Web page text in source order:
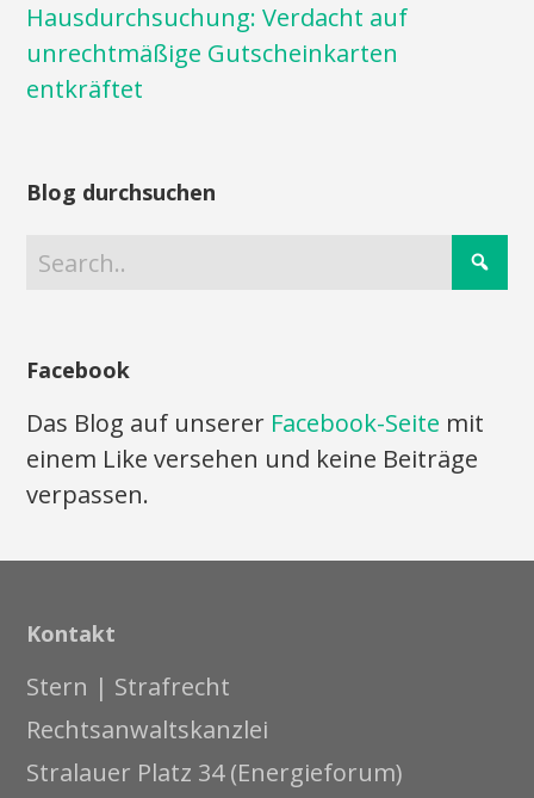
Hausdurchsuchung: Verdacht auf
unrechtmäßige Gutscheinkarten
entkräftet
Blog durchsuchen
Facebook
Das Blog auf unserer Facebook-Seite mit
einem Like versehen und keine Beiträge
verpassen.
Kontakt
Stern | Strafrecht
Rechtsanwaltskanzlei
Stralauer Platz 34 (Energieforum)